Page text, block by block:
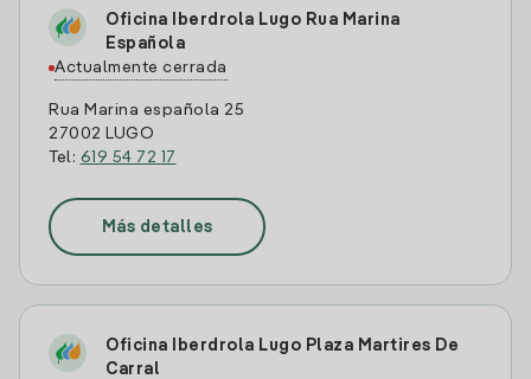
Oficina Iberdrola Lugo Rua Marina
Española
Actualmente cerrada
Rua Marina española 25
27002 LUGO
Tel: 619 54 72 17
Más detalles
Oficina Iberdrola Lugo Plaza Martires De
Carral